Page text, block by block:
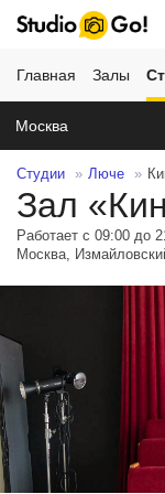
Главная Залы
Москва
Студии Люче
Зал
Работает с 09:00 до
Москва,